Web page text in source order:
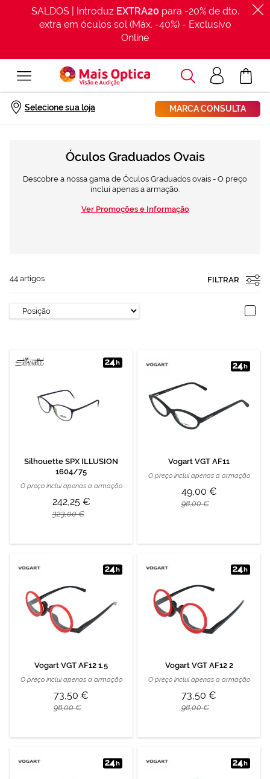
SALDOS | Introduz EXTRA20 para -20% de dto.
extra em óculos sol (Máx. -40%) - Exclusivo
Online
Acesso
clientes
O Meu
Selecione sua loja MARCA CONSULTA
Procurar
Início Óculos graduados Ovaladas
Óculos Graduados Ovais
Descobre a nossa gama de Óculos Graduados ovais - O preço
inclui apenas a armação.
Ver Promoções e Informação
44 artigos FILTRAR
Silhouette SPX ILLUSION
1604/75
O preço inclui apenas a armação
242,25 €
323,00 €
Vogart VGT AF11
O preço inclui apenas a armação
49,00 €
98,00 €
Vogart VGT AF12 1.5
O preço inclui apenas a armação
73,50 €
98,00 €
Vogart VGT AF12 2
O preço inclui apenas a armação
73,50 €
98,00 €